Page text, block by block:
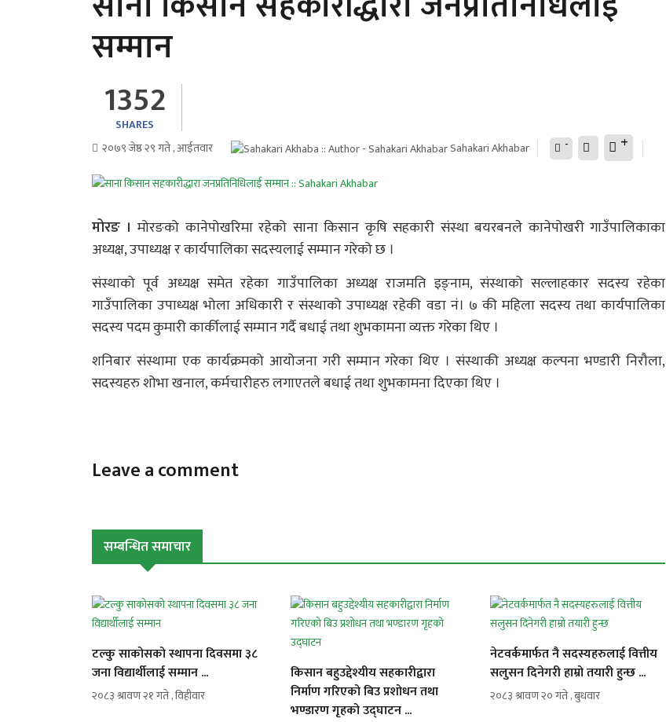
सम्मान
1352
SHARES
२०७९ जेष्ठ २९ गते , आईतवार
Sahakari Akhabar - +
मोरङ । मोरङको कानेपोखरिमा रहेको साना किसान कृषि सहकारी संस्था बयरबनले कानेपोखरी गाउँपालिकाका
अध्यक्ष, उपाध्यक्ष र कार्यपालिका सदस्यलाई सम्मान गरेको छ ।
संस्थाको पूर्व अध्यक्ष समेत रहेका गाउँपालिका अध्यक्ष राजमति इङ्नाम, संस्थाको सल्लाहकार सदस्य रहेका
गाउँपालिका उपाध्यक्ष भोला अधिकारी र संस्थाको उपाध्यक्ष रहेकी वडा नं। ७ की महिला सदस्य तथा कार्यपालिका
सदस्य पदम कुमारी कार्कीलाई सम्मान गर्दै बधाई तथा शुभकामना व्यक्त गरेका थिए ।
शनिबार संस्थामा एक कार्यक्रमको आयोजना गरी सम्मान गरेका थिए । संस्थाकी अध्यक्ष कल्पना भण्डारी निरौला,
सदस्यहरु शोभा खनाल, कर्मचारीहरु लगाएतले बधाई तथा शुभकामना दिएका थिए ।
Leave a comment
सम्बन्धित समाचार
टल्कु साकोसको स्थापना दिवसमा ३८
जना विद्यार्थीलाई सम्मान ...
२०८३ श्रावण २१ गते , विहीवार
किसान बहुउद्देश्यीय सहकारीद्वारा
निर्माण गरिएको बिउ प्रशोधन तथा
भण्डारण गृहको उद्घाटन ...
नेटवर्कमार्फत नै सदस्यहरुलाई वित्तीय
सलुसन दिनेगरी हाम्रो तयारी हुन्छ ...
२०८३ श्रावण २० गते , बुधवार